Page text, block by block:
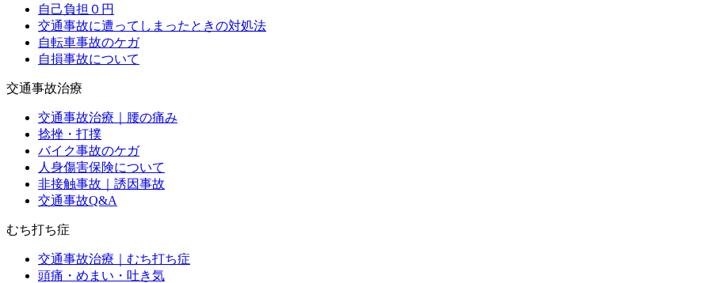
自己負担０円
交通事故に遭ってしまったときの対処法
自転車事故のケガ
自損事故について
交通事故治療
交通事故治療｜腰の痛み
捻挫・打撲
バイク事故のケガ
人身傷害保険について
非接触事故｜誘因事故
交通事故Q&A
むち打ち症
交通事故治療｜むち打ち症
頭痛・めまい・吐き気